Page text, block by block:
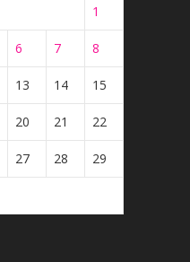
1
6 7 8
13 14 15
20 21 22
27 28 29